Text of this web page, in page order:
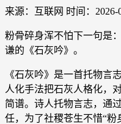
来源：互联网 时间：2026-
粉骨碎身浑不怕下一句是
谦的《石灰吟》。
《石灰吟》是一首托物言
人化手法把石灰人格化，
简谱。诗人托物言志，通
任，为了社稷苍生不惜“粉